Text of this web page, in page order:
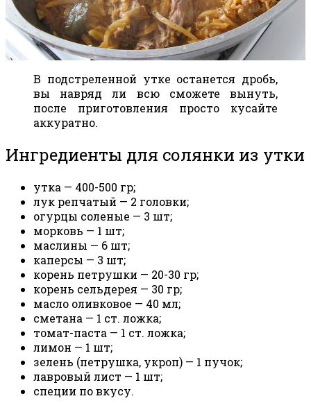
В подстреленной утке останется дробь,
вы навряд ли всю сможете вынуть,
после приготовления просто кусайте
аккуратно.
Ингредиенты для солянки из утки
утка — 400-500 гр;
лук репчатый — 2 головки;
огурцы соленые — 3 шт;
морковь — 1 шт;
маслины — 6 шт;
каперсы — 3 шт;
корень петрушки — 20-30 гр;
корень сельдерея — 30 гр;
масло оливковое — 40 мл;
сметана — 1 ст. ложка;
томат-паста — 1 ст. ложка;
лимон — 1 шт;
зелень (петрушка, укроп) — 1 пучок;
лавровый лист — 1 шт;
специи по вкусу.